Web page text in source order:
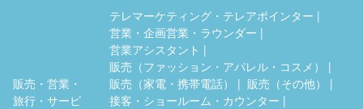
販売・営業・
旅行・サービ
テレマーケティング・テレアポインター
営業・企画営業・ラウンダー
営業アシスタント
販売（ファッション・アパレル・コスメ）
販売（家電・携帯電話）
販売（その他）
接客・ショールーム・カウンター